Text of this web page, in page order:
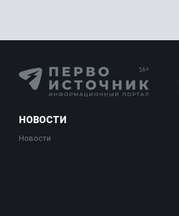
НОВОСТИ
Новости